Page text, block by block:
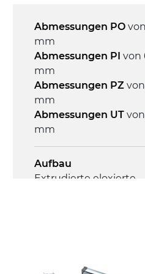
3Ph
Geschwindigkeit
4 m/Minute
Steuerung
On/Off, E-Stopp,
Überlastungsschutz
Abmessungen PO
mm
Abmessungen PI von
mm
Abmessungen PZ
mm
Abmessungen UT
mm
Aufbau
Extrudierte eloxierte
Stranggepresste